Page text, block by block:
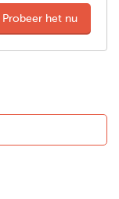
Probeer het nu